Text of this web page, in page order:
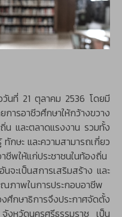
ที่ 21 ตุลาคม 2536 โดยมี
ารอาชีวศึกษาให้กว้างขวาง
และตลาดแรงงาน รวมทั้ง
ษะ และความสามารถเกี่ยว
ชีพให้แก่ประชาชนในท้องถิ่น
จะเป็นสการเสริมสร้าง และ
ภาพในการประกอบอาชีพ
กษาธิการจึงประกาศจัดตั้ง
งหวัดนครศรีธรรมราช เป็น